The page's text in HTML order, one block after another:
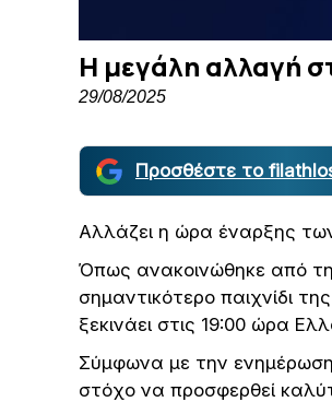
Η μεγάλη αλλαγή
29/08/2025
Προσθέστε το
Αλλάζει η ώρα έναρξης
Όπως ανακοινώθηκε από
σημαντικότερο παιχνίδι
ξεκινάει στις 19:00 ώρα
Σύμφωνα με την
στόχο να προσφερθεί